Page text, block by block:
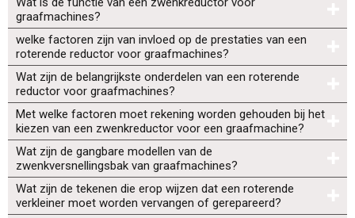
graafmachines?
welke factoren zijn van invloed op de prestaties van een
roterende reductor voor graafmachines?
Wat zijn de belangrijkste onderdelen van een roterende
reductor voor graafmachines?
Met welke factoren moet rekening worden gehouden bij het
kiezen van een zwenkreductor voor een graafmachine?
Wat zijn de gangbare modellen van de
zwenkversnellingsbak van graafmachines?
Wat zijn de tekenen die erop wijzen dat een roterende
verkleiner moet worden vervangen of gerepareerd?